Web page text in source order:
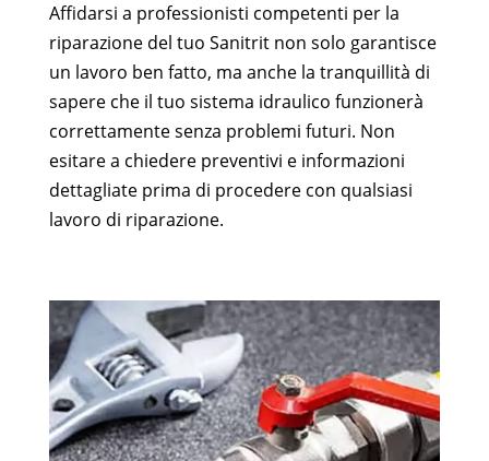
Affidarsi a professionisti competenti per la
riparazione del tuo Sanitrit non solo garantisce
un lavoro ben fatto, ma anche la tranquillità di
sapere che il tuo sistema idraulico funzionerà
correttamente senza problemi futuri. Non
esitare a chiedere preventivi e informazioni
dettagliate prima di procedere con qualsiasi
lavoro di riparazione.